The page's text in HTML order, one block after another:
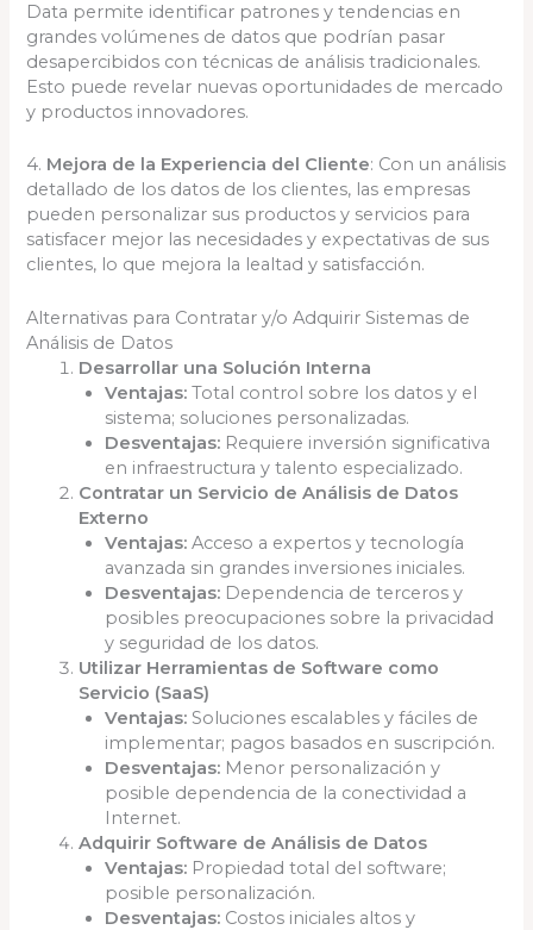
Data permite identificar patrones y tendencias en
grandes volúmenes de datos que podrían pasar
desapercibidos con técnicas de análisis tradicionales.
Esto puede revelar nuevas oportunidades de mercado
y productos innovadores.
4. Mejora de la Experiencia del Cliente: Con un análisis
detallado de los datos de los clientes, las empresas
pueden personalizar sus productos y servicios para
satisfacer mejor las necesidades y expectativas de sus
clientes, lo que mejora la lealtad y satisfacción.
Alternativas para Contratar y/o Adquirir Sistemas de
Análisis de Datos
Desarrollar una Solución Interna
Ventajas: Total control sobre los datos y el
sistema; soluciones personalizadas.
Desventajas: Requiere inversión significativa
en infraestructura y talento especializado.
Contratar un Servicio de Análisis de Datos
Externo
Ventajas: Acceso a expertos y tecnología
avanzada sin grandes inversiones iniciales.
Desventajas: Dependencia de terceros y
posibles preocupaciones sobre la privacidad
y seguridad de los datos.
Utilizar Herramientas de Software como
Servicio (SaaS)
Ventajas: Soluciones escalables y fáciles de
implementar; pagos basados en suscripción.
Desventajas: Menor personalización y
posible dependencia de la conectividad a
Internet.
Adquirir Software de Análisis de Datos
Ventajas: Propiedad total del software;
posible personalización.
Desventajas: Costos iniciales altos y